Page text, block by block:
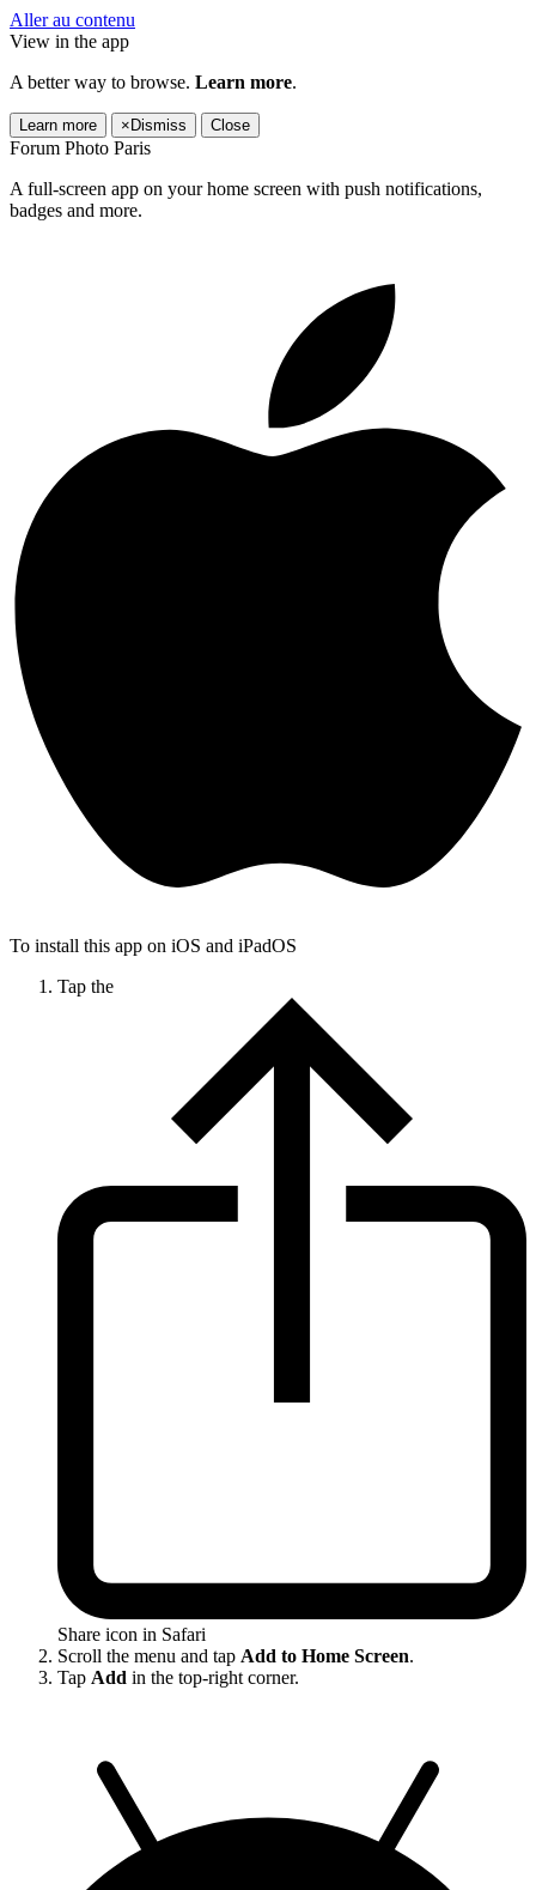
Aller au contenu
View in the app
A better way to browse. Learn more.
Learn more × Dismiss Close
Forum Photo Paris
A full-screen app on your home screen with push notifications,
badges and more.
To install this app on iOS and iPadOS
Tap the
Share icon in Safari
Scroll the menu and tap Add to Home Screen.
Tap Add in the top-right corner.